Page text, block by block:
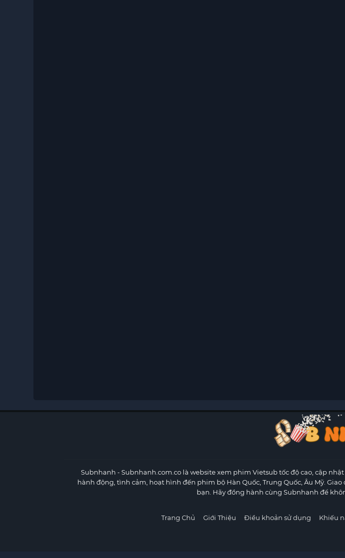
Subnhanh - Subnhanh.com.co là website xem phim Vietsub tốc độ cao, cập
hành động, tình cảm, hoạt hình đến phim bộ Hàn Quốc, Trung Quốc, Âu Mỹ.
bạn. Hãy đồng hành cùng Subnhanh để
Trang Chủ Giới Thiệu Điều khoản sử dụng Khiếu